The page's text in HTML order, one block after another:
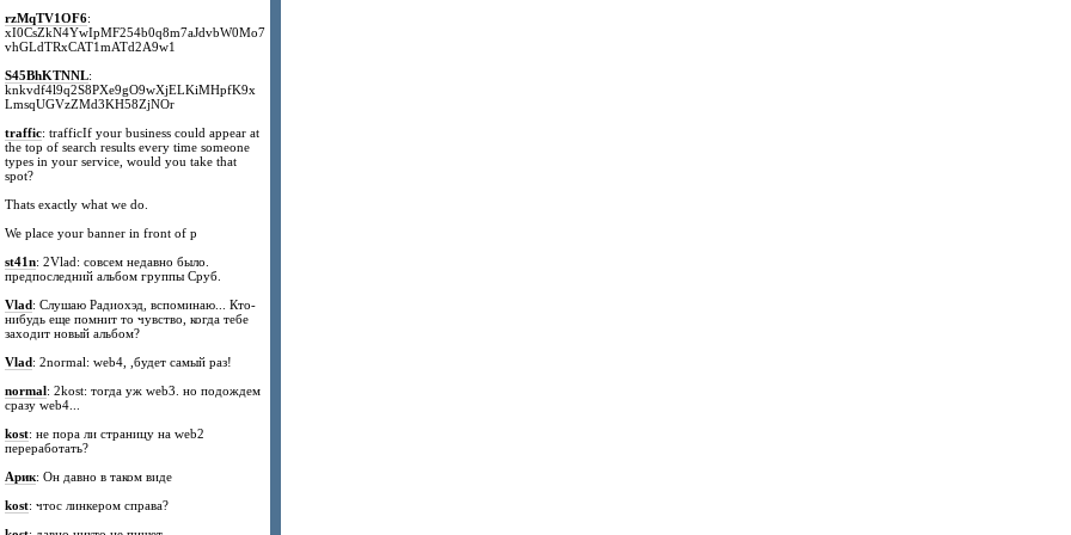
rzMqTV1OF6:
xI0CsZkN4YwIpMF254b0q8m7aJdvbW0Mo7
vhGLdTRxCAT1mATd2A9w1
S45BhKTNNL:
knkvdf4l9q2S8PXe9gO9wXjELKiMHpfK9x
LmsqUGVzZMd3KH58ZjNOr
traffic: trafficIf your business could appear at
the top of search results every time someone
types in your service, would you take that
spot?
Thats exactly what we do.
We place your banner in front of p
st41n: 2Vlad: совсем недавно было.
предпоследний альбом группы Сруб.
Vlad: Слушаю Радиохэд, вспоминаю... Кто-
нибудь еще помнит то чувство, когда тебе
заходит новый альбом?
Vlad: 2normal: web4, ,будет самый раз!
normal: 2kost: тогда уж web3. но подождем
сразу web4...
kost: не пора ли страницу на web2
переработать?
Арик: Он давно в таком виде
kost: чтос линкером справа?